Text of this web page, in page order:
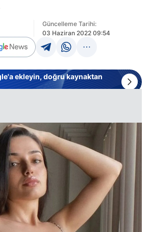
Güncelleme Tarihi:
03 Haziran 2022 09:54
ekleyin, doğru kaynaktan